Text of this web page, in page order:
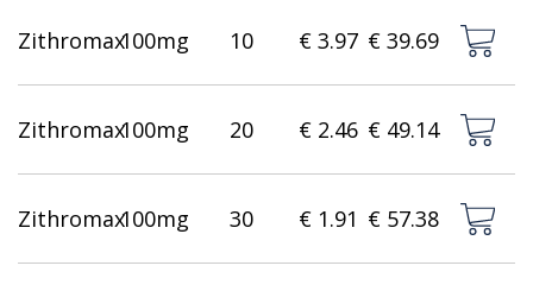
Zithromax100mg 10 € 3.97 € 39.69
Zithromax100mg 20 € 2.46 € 49.14
Zithromax100mg 30 € 1.91 € 57.38